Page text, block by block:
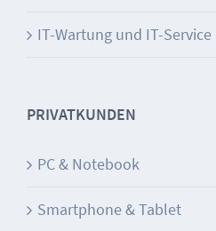
IT-Wartung und IT-Service
PRIVATKUNDEN
PC & Notebook
Smartphone & Tablet